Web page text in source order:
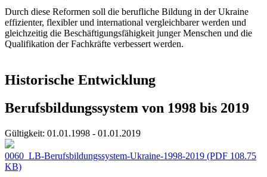
Durch diese Reformen soll die berufliche Bildung in der Ukraine
effizienter, flexibler und international vergleichbarer werden und
gleichzeitig die Beschäftigungsfähigkeit junger Menschen und die
Qualifikation der Fachkräfte verbessert werden.
Historische Entwicklung
Berufsbildungssystem von 1998 bis 2019
Gültigkeit: 01.01.1998 - 01.01.2019
0060_LB-Berufsbildungssystem-Ukraine-1998-2019 (PDF 108.75
KB)